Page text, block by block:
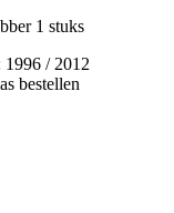
1 stuks
1996 / 2012
bestellen